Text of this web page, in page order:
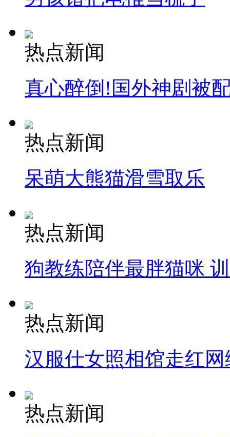
热点新闻
真心醉倒!国外神剧被
热点新闻
呆萌大熊猫滑雪取乐
热点新闻
狗教练陪伴最胖猫咪
热点新闻
汉服仕女照相馆走红网
热点新闻